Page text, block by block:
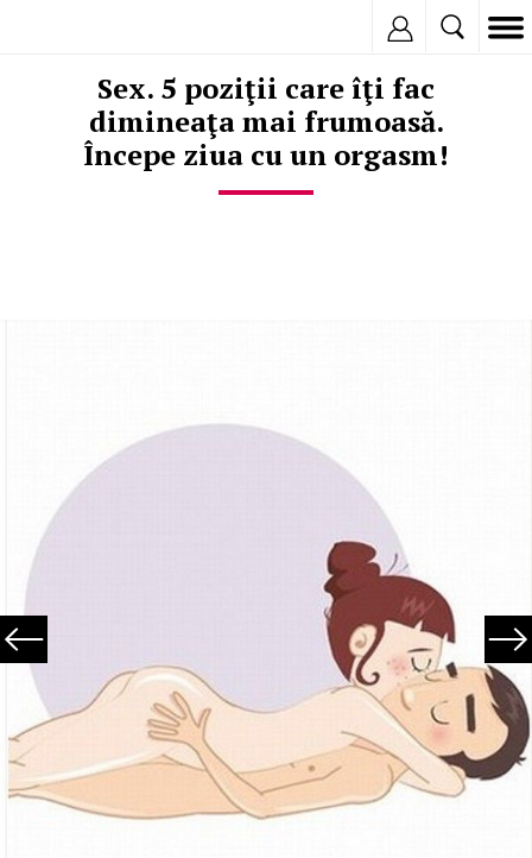
Sex. 5 poziţii care îţi fac
dimineaţa mai frumoasă.
Începe ziua cu un orgasm!